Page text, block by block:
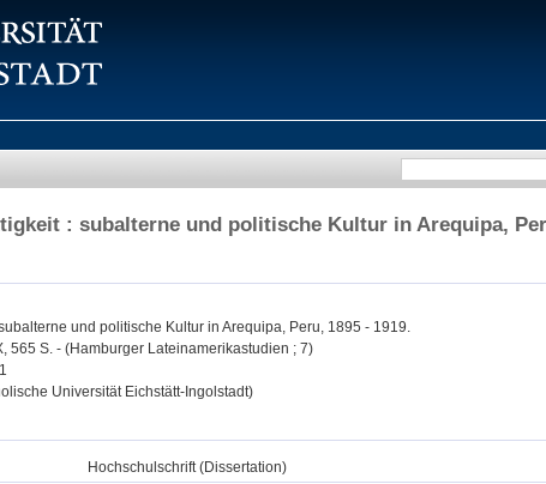
: subalterne und politische Kultur in Arequipa,
und politische Kultur in Arequipa, Peru, 1895 - 1919.
565 S. - (Hamburger Lateinamerikastudien ; 7)
Universität Eichstätt-Ingolstadt)
Hochschulschrift (Dissertation)